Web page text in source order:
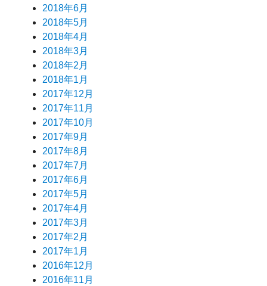
2018年6月
2018年5月
2018年4月
2018年3月
2018年2月
2018年1月
2017年12月
2017年11月
2017年10月
2017年9月
2017年8月
2017年7月
2017年6月
2017年5月
2017年4月
2017年3月
2017年2月
2017年1月
2016年12月
2016年11月